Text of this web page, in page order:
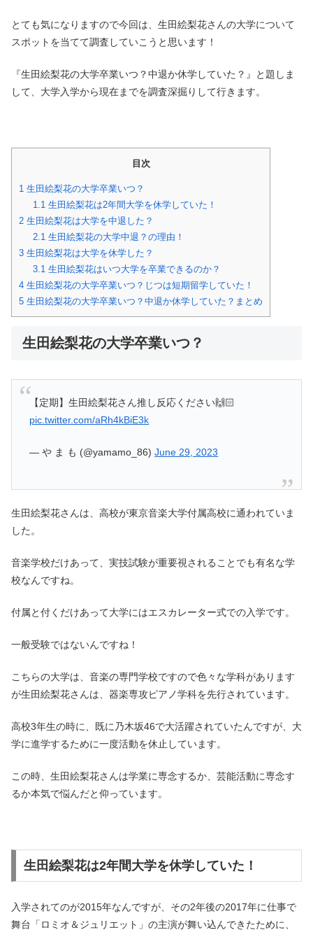
とても気になりますので今回は、生田絵梨花さんの大学について
スポットを当てて調査していこうと思います！
『生田絵梨花の大学卒業いつ？中退か休学していた？』と題しま
して、大学入学から現在までを調査深掘りして行きます。
目次
1 生田絵梨花の大学卒業いつ？
1.1生田絵梨花は2年間大学を休学していた！
2 生田絵梨花は大学を中退した？
2.1生田絵梨花の大学中退？の理由！
3 生田絵梨花は大学を休学した？
3.1生田絵梨花はいつ大学を卒業できるのか？
4 生田絵梨花の大学卒業いつ？じつは短期留学していた！
5 生田絵梨花の大学卒業いつ？中退か休学していた？まとめ
生田絵梨花の大学卒業いつ？
【定期】生田絵梨花さん推し反応ください🙌🏻
pic.twitter.com/aRh4kBiE3k
— や ま も (@yamamo_86)June 29, 2023
生田絵梨花さんは、高校が東京音楽大学付属高校に通われていま
した。
音楽学校だけあって、実技試験が重要視されることでも有名な学
校なんですね。
付属と付くだけあって大学にはエスカレーター式での入学です。
一般受験ではないんですね！
こちらの大学は、音楽の専門学校ですので色々な学科があります
が生田絵梨花さんは、器楽専攻ピアノ学科を先行されています。
高校3年生の時に、既に乃木坂46で大活躍されていたんですが、大
学に進学するために一度活動を休止しています。
この時、生田絵梨花さんは学業に専念するか、芸能活動に専念す
るか本気で悩んだと仰っています。
生田絵梨花は2年間大学を休学していた！
入学されてのが2015年なんですが、その2年後の2017年に仕事で
舞台「ロミオ＆ジュリエット」の主演が舞い込んできたために、